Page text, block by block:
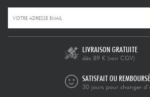
LIVRAISON GRATUITE
dès 89 € (voir CGV)
SATISFAIT OU REMBOURSÉ
30 jours pour changer